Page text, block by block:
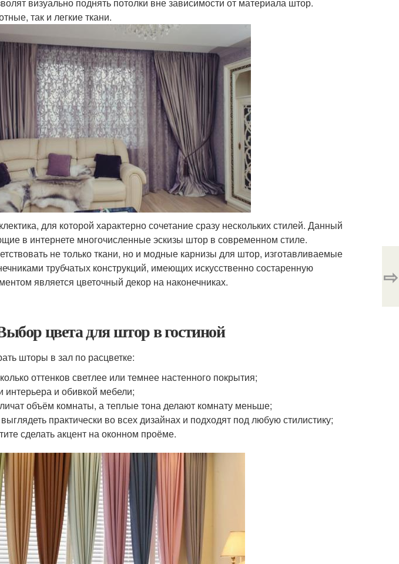
так и легкие ткани.
для которой характерно сочетание сразу нескольких стилей. Данный
в интернете многочисленные эскизы штор в современном стиле.
не только ткани, но и модные карнизы для штор, изготавливаемые
трубчатых конструкций, имеющих искусственно состаренную
является цветочный декор на наконечниках.
цвета для штор в гостиной
шторы в зал по расцветке:
оттенков светлее или темнее настенного покрытия;
и обивкой мебели;
объём комнаты, а теплые тона делают комнату меньше;
практически во всех дизайнах и подходят под любую стилистику;
сделать акцент на оконном проёме.
⇨